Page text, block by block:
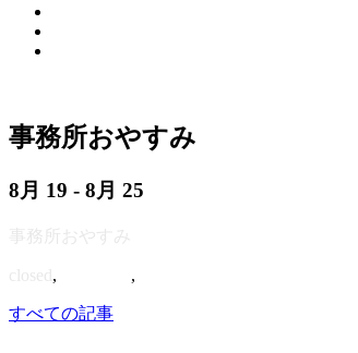
事務所おやすみ
8月 19 - 8月 25
, ,
すべての記事